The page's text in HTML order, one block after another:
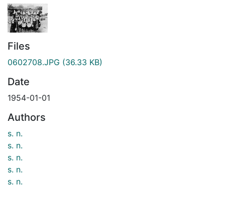
Files
0602708.JPG (36.33 KB)
Date
1954-01-01
Authors
s. n.
s. n.
s. n.
s. n.
s. n.